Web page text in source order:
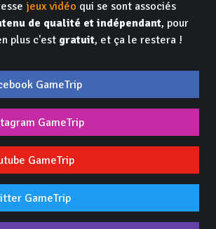
jeux vidéo qui se sont associés
de qualité et indépendant, pour
plus c'est gratuit, et ça le restera !
GameTrip
GameTrip
GameTrip
GameTrip